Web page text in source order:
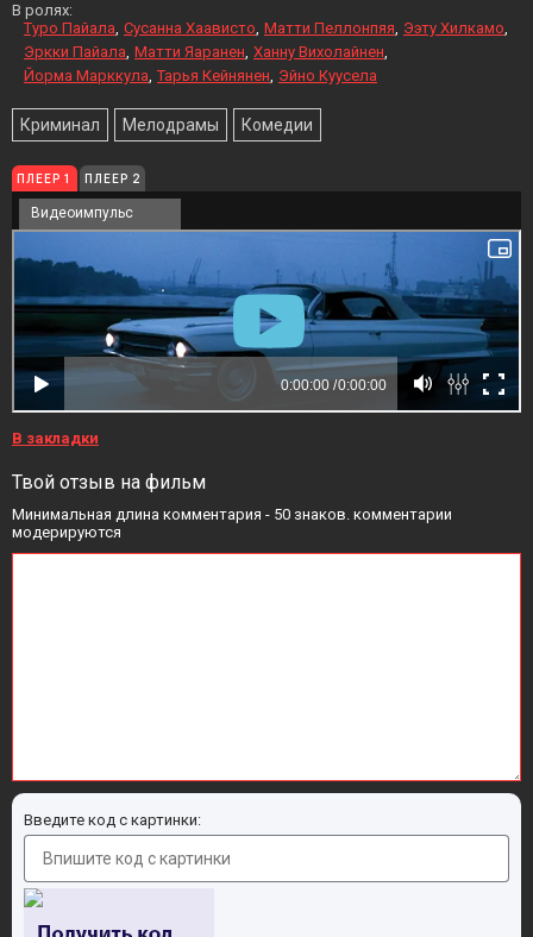
В ролях:
Туро Пайала Сусанна Хаависто Матти Пеллонпяя Ээту Хилкамо
Эркки Пайала Матти Яаранен Ханну Вихолайнен
Йорма Марккула Тарья Кейнянен Эйно Куусела
Криминал Мелодрамы Комедии
ПЛЕЕР 1 ПЛЕЕР 2
Видеоимпульс
В закладки
Твой отзыв на фильм
Минимальная длина комментария - 50 знаков. комментарии
модерируются
Введите код с картинки: